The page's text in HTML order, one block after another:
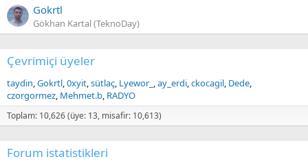
Gokrtl
Gökhan Kartal (TeknoDay)
Çevrimiçi üyeler
taydin Gokrtl 0xyit sütlaç Lyewor_ ay_erdi ckocagil Dede
czorgormez Mehmet.b RADYO
Toplam: 10,626 (üye: 13, misafir: 10,613)
Forum istatistikleri